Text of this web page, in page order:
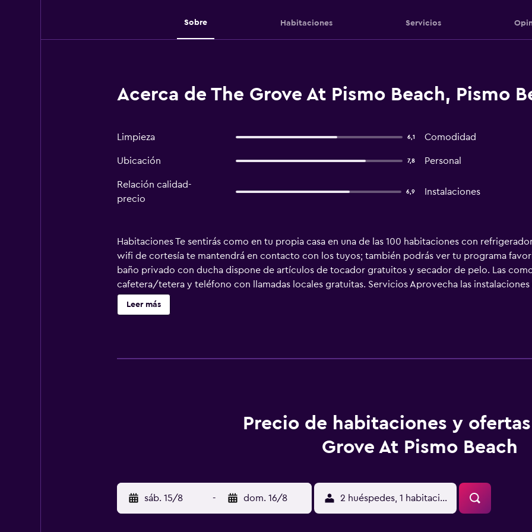
Sobre Habitaciones Servicios
Acerca de The Grove At Pismo Beach, Pismo
Limpieza 6,1 Comodidad
Ubicación 7,8 Personal
Relación calidad-
precio
6,9 Instalaciones
Habitaciones Te sentirás como en tu propia casa en una de las 100 habitaciones con
wifi de cortesía te mantendrá en contacto con los tuyos; también podrás ver tu programa
baño privado con ducha dispone de artículos de tocador gratuitos y secador de pelo. Las
cafetera/tetera y teléfono con llamadas locales gratuitas. Servicios Aprovecha las
libre y una bañera de hidromasaje. Este hotel también ofrece acceso a internet por wifi gratuito,
expendedora. Serivicos de negocios y otros Tendrás servicio de recepción las 24 horas,
estadía. Incluimos todos los cargos que nos proporcionó la propiedad. Cargos Opcionales
un cargo adicional del 4%. La lista anterior puede estar incompleta. Además, es posible que los
sujetos a cambios. Check-In El Checkin empieza a las 16:00 El Checkin termina a las 01:00 La
por las autoridades gubernamentales y una tarjeta de crédito en el check-in para cubrir
especiales no se pueden garantizar. Están sujetas a disponibilidad al momento del check-in y
propiedad acepta tarjetas de crédito; no se acepta efectivo. Esta propiedad se reserva el
Leer más
Precio de habitaciones y
Grove At Pismo Beach
sáb. 15/8 - dom. 16/8 2 huéspedes, 1 habitación